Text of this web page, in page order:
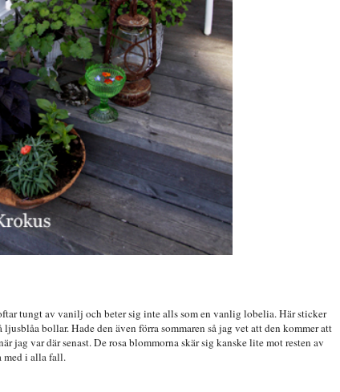
tungt av vanilj och beter sig inte alls som en vanlig lobelia. Här sticker
bollar. Hade den även förra sommaren så jag vet att den kommer att
jag var där senast. De rosa blommorna skär sig kanske lite mot resten av
med i alla fall.